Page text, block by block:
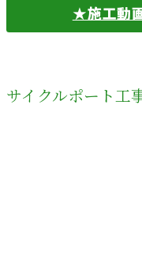
★施工動
サイクルポート工